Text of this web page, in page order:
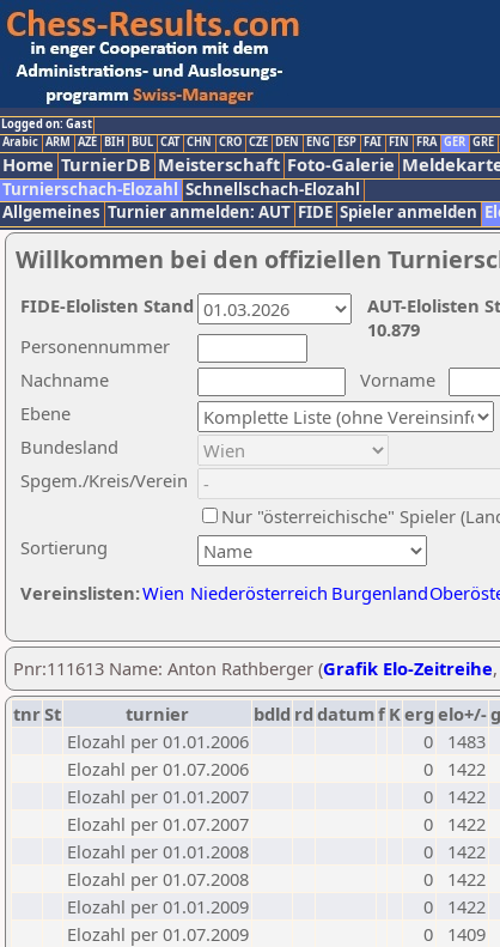
Logged on: Gast
Arabic ARM AZE BIH BUL CAT CHN CRO CZE DEN ENG ESP FAI FIN FRA GER GRE
Home TurnierDB Meisterschaft Foto-Galerie
Turnierschach-Elozahl Schnellschach-Elozahl
Allgemeines Turnier anmelden: AUT FIDE Spieler anmelden
Willkommen bei den offiziellen
Nachname
Vorname
Ebene
Sortierung
Personennummer
Bundesland
Spgem./Kreis/Verein
Nur "österreichische" Spieler
Vereinslisten:Wien Niederösterreich Burgenland
AUT-Elolisten
10.879
FIDE-Elolisten Stand
Pnr:111613 Name: Anton Rathberger (Grafik Elo-Zeitreihe,
tnrSt turnier bdld rd datumf Kerg elo+/-
Elozahl per 01.01.2006
0
1483
Elozahl per 01.07.2006
0
1422
Elozahl per 01.01.2007
0
1422
Elozahl per 01.07.2007
0
1422
Elozahl per 01.01.2008
0
1422
Elozahl per 01.07.2008
0
1422
Elozahl per 01.01.2009
0
1422
Elozahl per 01.07.2009
0
1409